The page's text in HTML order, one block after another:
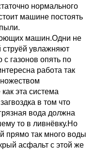
нормального
машине постоять
машин.Одни не
струёй увлажняют
с газонов опять по
работа так
эта система
в том что
вода должна
то в ливнёвку.Но
прямо так много воды
асфальт с этой же